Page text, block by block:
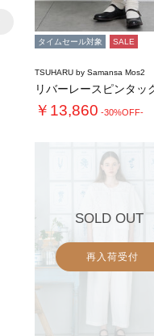
タイムセール対象 SALE
TSUHARU by Samansa Mos2
￥13,860 -30%OFF-
SOLD OUT
再入荷受付